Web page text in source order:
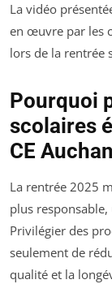
La vidéo
en œuvre par les
lors de la rentrée
Pourquoi
scolaires
CE
La rentrée 2025
plus
Privilégier des
seulement de
qualité et la